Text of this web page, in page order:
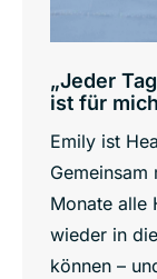
„Jeder
ist für
Emily ist
Monate alle
wieder in
können –